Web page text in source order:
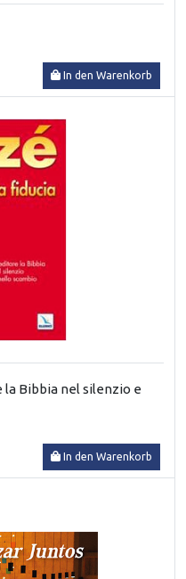
In den Warenkorb
la Bibbia nel silenzio e
In den Warenkorb